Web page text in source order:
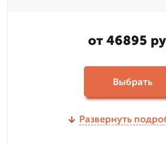
от 46895
Выбрать
Развернуть